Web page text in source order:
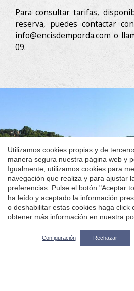
Para consultar tarifas,
reserva, puedes contactar
info@encisdemporda.com o
09.
Turismo rural en el
Costa
Qué hacer en la
SOLICITA MÁS
Utilizamos cookies propias y de
manera segura nuestra página web y
Igualmente, utilizamos cookies para
navegación que realiza y para ajustar
preferencias. Pulse el botón "Aceptar
ha leído y aceptado la información
o deshabilitar estas cookies haga click
obtener más información en nuestra
Configuración Rechazar
Guardar configuración